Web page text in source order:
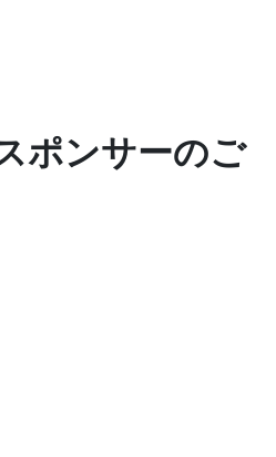
ポンサーのご